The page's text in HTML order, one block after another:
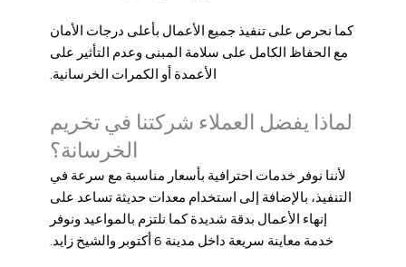
كما نحرص على تنفيذ جميع الأعمال بأعلى درجات الأمان
مع الحفاظ الكامل على سلامة المبنى وعدم التأثير على
الأعمدة أو الكمرات الخرسانية.
لماذا يفضل العملاء شركتنا في تخريم
الخرسانة؟
لأننا نوفر خدمات احترافية بأسعار مناسبة مع سرعة في
التنفيذ، بالإضافة إلى استخدام معدات حديثة تساعد على
إنهاء الأعمال بدقة شديدة كما نلتزم بالمواعيد ونوفر
خدمة معاينة سريعة داخل مدينة 6 أكتوبر والشيخ زايد.